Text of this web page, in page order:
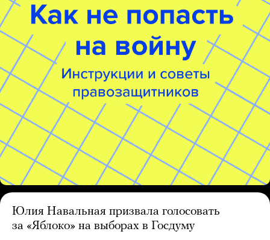
Юлия Навальная призвала голосовать
за «Яблоко» на выборах в Госдуму